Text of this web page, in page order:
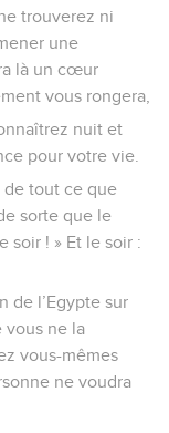
trouverez ni
une
là un cœur
vous rongera,
nuit et
pour votre vie.
de tout ce que
sorte que le
soir ! » Et le soir :
de l’Egypte sur
vous ne la
vous-mêmes
ne voudra